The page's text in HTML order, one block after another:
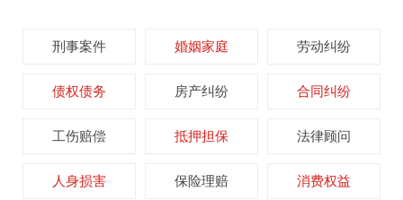
刑事案件 婚姻家庭 劳动纠纷
债权债务 房产纠纷 合同纠纷
工伤赔偿 抵押担保 法律顾问
人身损害 保险理赔 消费权益